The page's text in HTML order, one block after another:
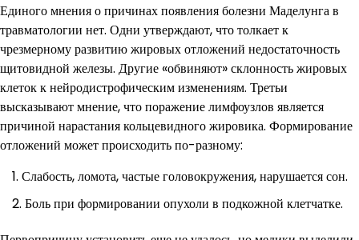
Единого мнения о причинах появления болезни Маделунга в
травматологии нет. Одни утверждают, что толкает к
чрезмерному развитию жировых отложений недостаточность
щитовидной железы. Другие «обвиняют» склонность жировых
клеток к нейродистрофическим изменениям. Третьи
высказывают мнение, что поражение лимфоузлов является
причиной нарастания кольцевидного жировика. Формирование
отложений может происходить по-разному:
Слабость, ломота, частые головокружения, нарушается сон.
Боль при формировании опухоли в подкожной клетчатке.